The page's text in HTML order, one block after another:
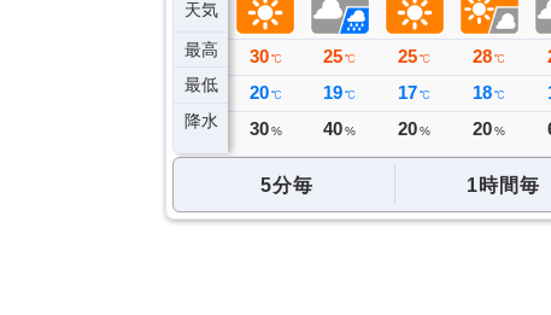
天気
最高
最低
降水
28℃
18℃
ミリ
30 ℃
20 ℃
30 %
25 ℃
19 ℃
40 %
25 ℃
17 ℃
20 %
28 ℃
18 ℃
20 %
5分毎 1時間毎